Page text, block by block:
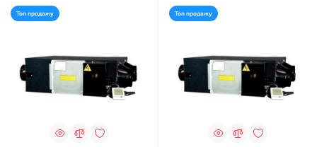
Топ продажу Топ продажу